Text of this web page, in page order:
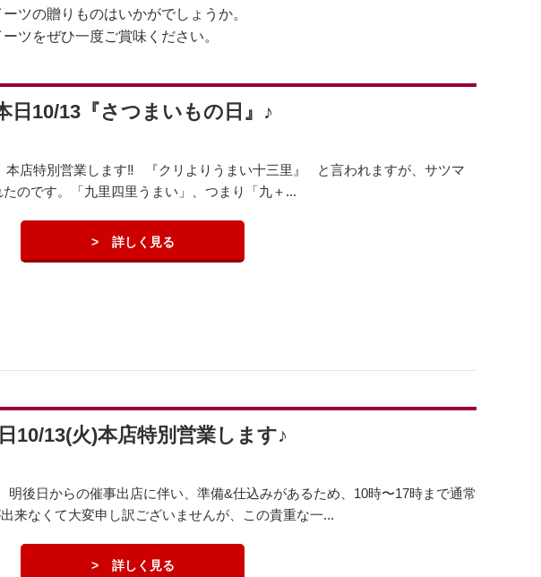
ツの贈りものはいかがでしょうか。
ツをぜひ一度ご賞味ください。
日10/13『さつまいもの日』♪
店特別営業します‼️ 『クリよりうまい十三里』 と言われますが、サツマ
のです。「九里四里うまい」、つまり「九＋...
詳しく見る
10/13(火)本店特別営業します♪
後日からの催事出店に伴い、準備&仕込みがあるため、10時〜17時まで通常
来なくて大変申し訳ございませんが、この貴重な一...
詳しく見る